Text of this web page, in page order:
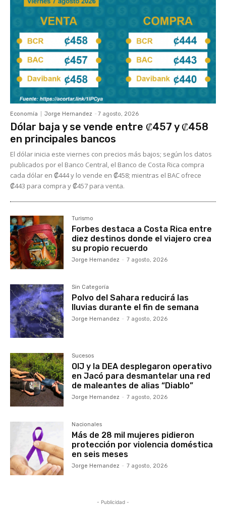
Economía Jorge Hernandez - 7 agosto, 2026
Dólar baja y se vende entre ₡457 y ₡458
en principales bancos
El dólar inicia este viernes con precios más bajos; según los datos
publicados por el Banco Central, el Banco de Costa Rica compra
cada dólar en ₡444 y lo vende en ₡458; mientras el BAC ofrece
₡443 para compra y ₡457 para venta.
Turismo
Forbes destaca a Costa Rica entre
diez destinos donde el viajero crea
su propio recuerdo
Jorge Hernandez - 7 agosto, 2026
Sin Categoría
Polvo del Sahara reducirá las
lluvias durante el fin de semana
Jorge Hernandez - 7 agosto, 2026
Sucesos
OIJ y la DEA desplegaron operativo
en Jacó para desmantelar una red
de maleantes de alias “Diablo”
Jorge Hernandez - 7 agosto, 2026
Nacionales
Más de 28 mil mujeres pidieron
protección por violencia doméstica
en seis meses
Jorge Hernandez - 7 agosto, 2026
- Publicidad -